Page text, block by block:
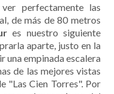
perfectamente las
de más de 80 metros
es nuestro siguiente
aparte, justo en la
una empinada escalera
de las mejores vistas
"Las Cien Torres". Por